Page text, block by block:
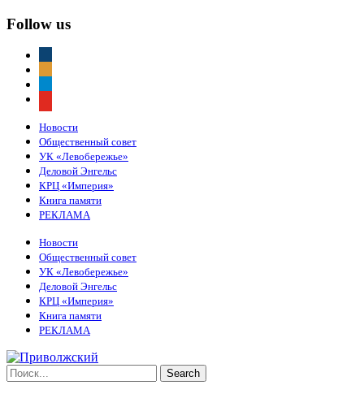
Follow us
Новости
Общественный совет
УК «Левобережье»
Деловой Энгельс
КРЦ «Империя»
Книга памяти
РЕКЛАМА
Новости
Общественный совет
УК «Левобережье»
Деловой Энгельс
КРЦ «Империя»
Книга памяти
РЕКЛАМА